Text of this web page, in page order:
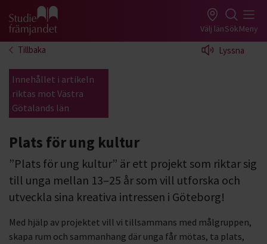
Gå till studiefrämjandets startsida Välj länSökMeny
Tillbaka Lyssna
Innehållet i artikeln
riktas mot Västra
Götalands län
Plats för ung kultur
”Plats för ung kultur” är ett projekt som riktar sig
till unga mellan 13–25 år som vill utforska och
utveckla sina kreativa intressen i Göteborg!
Med hjälp av projektet vill vi tillsammans med målgruppen,
skapa rum och sammanhang där unga får mötas, ta plats,